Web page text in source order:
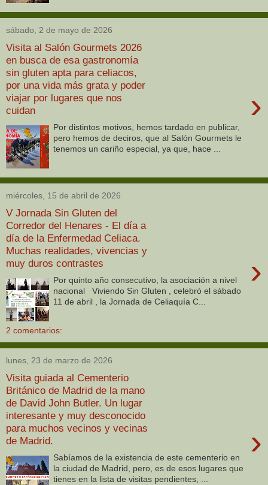
sábado, 2 de mayo de 2026
Visita al Salón Gourmets 2026
en busca de esa gastronomía
sin gluten apta para celiacos,
por una vida más grata y poder
viajar por lugares que nos
cuidan
›
Por distintos motivos, hemos tardado en publicar,
pero hemos de deciros, que al Salón Gourmets le
tenemos un cariño especial, ya que, hace ...
miércoles, 15 de abril de 2026
V Jornada Sin Gluten del
Corredor del Henares - El día a
día de la Enfermedad Celiaca.
Muchas realidades, vivencias y
muy duros contrastes
›
Por quinto año consecutivo, la asociación a nivel
nacional Viviendo Sin Gluten , celebró el sábado
11 de abril , la Jornada de Celiaquía C...
2 comentarios:
lunes, 23 de marzo de 2026
Visita guiada al Cementerio
Británico de Madrid de la mano
de David John Butler. Un lugar
interesante y muy desconocido
para muchos vecinos y vecinas
de Madrid.
›
Sabíamos de la existencia de este cementerio en
la ciudad de Madrid, pero, es de esos lugares que
tienes en la lista de visitas pendientes, ...